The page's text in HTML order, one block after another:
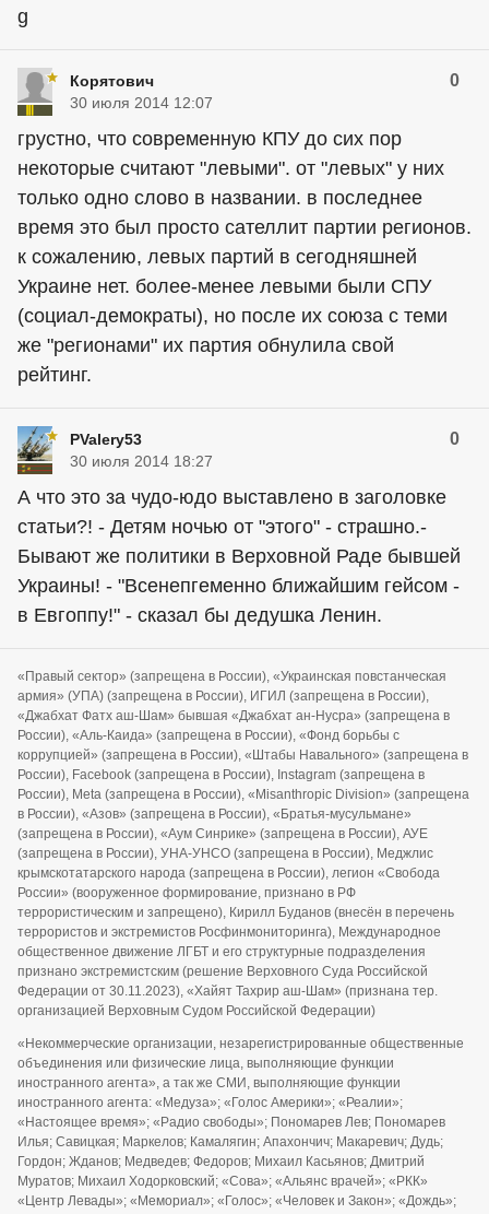
g
Корятович 0
30 июля 2014 12:07
грустно, что современную КПУ до сих пор
некоторые считают "левыми". от "левых" у них
только одно слово в названии. в последнее
время это был просто сателлит партии регионов.
к сожалению, левых партий в сегодняшней
Украине нет. более-менее левыми были СПУ
(социал-демократы), но после их союза с теми
же "регионами" их партия обнулила свой
рейтинг.
PValery53 0
30 июля 2014 18:27
А что это за чудо-юдо выставлено в заголовке
статьи?! - Детям ночью от "этого" - страшно.-
Бывают же политики в Верховной Раде бывшей
Украины! - "Всенепгеменно ближайшим гейсом -
в Евгоппу!" - сказал бы дедушка Ленин.
«Правый сектор» (запрещена в России), «Украинская повстанческая
армия» (УПА) (запрещена в России), ИГИЛ (запрещена в России),
«Джабхат Фатх аш-Шам» бывшая «Джабхат ан-Нусра» (запрещена в
России), «Аль-Каида» (запрещена в России), «Фонд борьбы с
коррупцией» (запрещена в России), «Штабы Навального» (запрещена в
России), Facebook (запрещена в России), Instagram (запрещена в
России), Meta (запрещена в России), «Misanthropic Division» (запрещена
в России), «Азов» (запрещена в России), «Братья-мусульмане»
(запрещена в России), «Аум Синрике» (запрещена в России), АУЕ
(запрещена в России), УНА-УНСО (запрещена в России), Меджлис
крымскотатарского народа (запрещена в России), легион «Свобода
России» (вооруженное формирование, признано в РФ
террористическим и запрещено), Кирилл Буданов (внесён в перечень
террористов и экстремистов Росфинмониторинга), Международное
общественное движение ЛГБТ и его структурные подразделения
признано экстремистским (решение Верховного Суда Российской
Федерации от 30.11.2023), «Хайят Тахрир аш-Шам» (признана тер.
организацией Верховным Судом Российской Федерации)
«Некоммерческие организации, незарегистрированные общественные
объединения или физические лица, выполняющие функции
иностранного агента», а так же СМИ, выполняющие функции
иностранного агента: «Медуза»; «Голос Америки»; «Реалии»;
«Настоящее время»; «Радио свободы»; Пономарев Лев; Пономарев
Илья; Савицкая; Маркелов; Камалягин; Апахончич; Макаревич; Дудь;
Гордон; Жданов; Медведев; Федоров; Михаил Касьянов; Дмитрий
Муратов; Михаил Ходорковский; «Сова»; «Альянс врачей»; «РКК»
«Центр Левады»; «Мемориал»; «Голос»; «Человек и Закон»; «Дождь»;